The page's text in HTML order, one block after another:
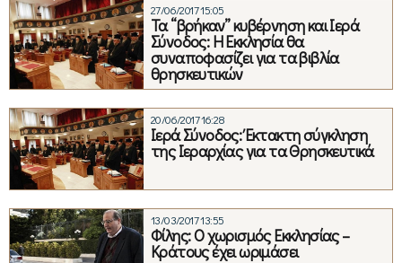
27/06/2017 15:05
Τα “βρήκαν” κυβέρνηση και Ιερά
Σύνοδος: Η Εκκλησία θα
συναποφασίζει για τα βιβλία
θρησκευτικών
20/06/2017 16:28
Ιερά Σύνοδος: Έκτακτη σύγκληση
της Ιεραρχίας για τα Θρησκευτικά
13/03/2017 13:55
Φίλης: Ο χωρισμός Εκκλησίας –
Κράτους έχει ωριμάσει